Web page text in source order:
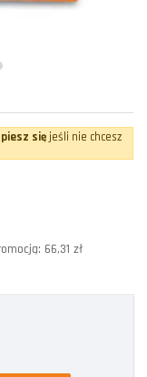
sięjeśli nie chcesz
66,31 zł